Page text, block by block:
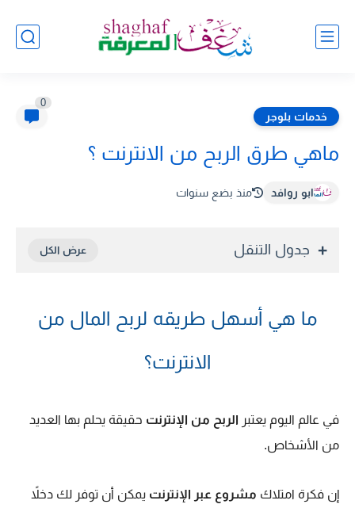
خدمات بلوجر
0
ماهي طرق الربح من الانترنت ؟
ابو روافد منذ بضع سنوات
جدول التنقل
ما هي أسهل طريقه لربح المال من
الانترنت؟
في عالم اليوم يعتبر الربح من الإنترنت حقيقة يحلم بها العديد
من الأشخاص.
إن فكرة امتلاك مشروع عبر الإنترنت يمكن أن توفر لك دخلاً